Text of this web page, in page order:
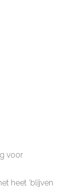
voor
heet ‘blijven